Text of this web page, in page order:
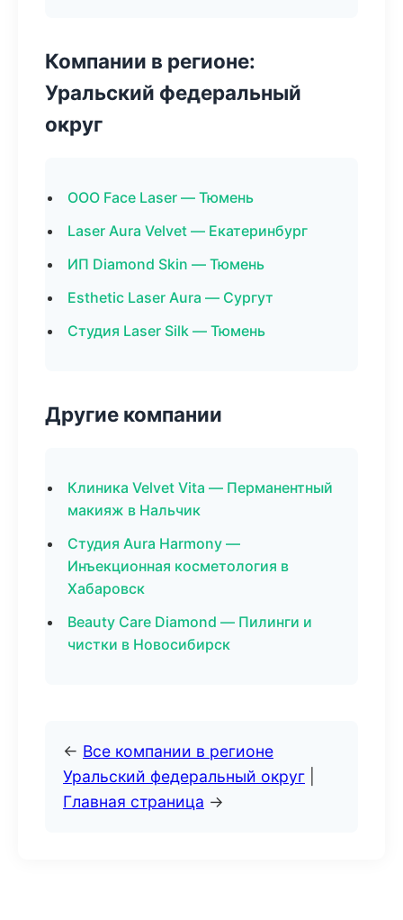
Компании в регионе:
Уральский федеральный
округ
ООО Face Laser — Тюмень
Laser Aura Velvet — Екатеринбург
ИП Diamond Skin — Тюмень
Esthetic Laser Aura — Сургут
Студия Laser Silk — Тюмень
Другие компании
Клиника Velvet Vita — Перманентный
макияж в Нальчик
Студия Aura Harmony —
Инъекционная косметология в
Хабаровск
Beauty Care Diamond — Пилинги и
чистки в Новосибирск
← Все компании в регионе
Уральский федеральный округ
Главная страница →